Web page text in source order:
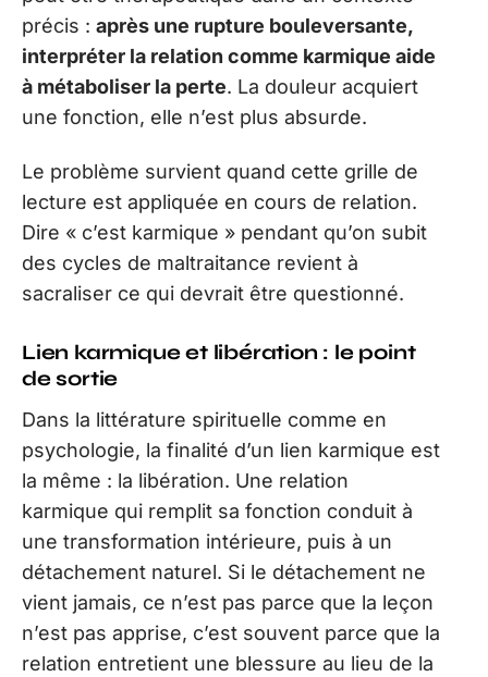
précis : après une rupture bouleversante,
interpréter la relation comme karmique aide
à métaboliser la perte. La douleur acquiert
une fonction, elle n’est plus absurde.
Le problème survient quand cette grille de
lecture est appliquée en cours de relation.
Dire « c’est karmique » pendant qu’on subit
des cycles de maltraitance revient à
sacraliser ce qui devrait être questionné.
Lien karmique et libération : le point
de sortie
Dans la littérature spirituelle comme en
psychologie, la finalité d’un lien karmique est
la même : la libération. Une relation
karmique qui remplit sa fonction conduit à
une transformation intérieure, puis à un
détachement naturel. Si le détachement ne
vient jamais, ce n’est pas parce que la leçon
n’est pas apprise, c’est souvent parce que la
relation entretient une blessure au lieu de la